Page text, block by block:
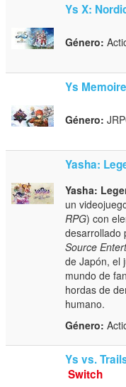
Ys X:
Género:
Ys
Género:
Yasha:
Yasha:
un
RPG) con
desarrollado
Source
de Japón, el
mundo de
hordas de
humano.
Género:
Ys vs.
Switch